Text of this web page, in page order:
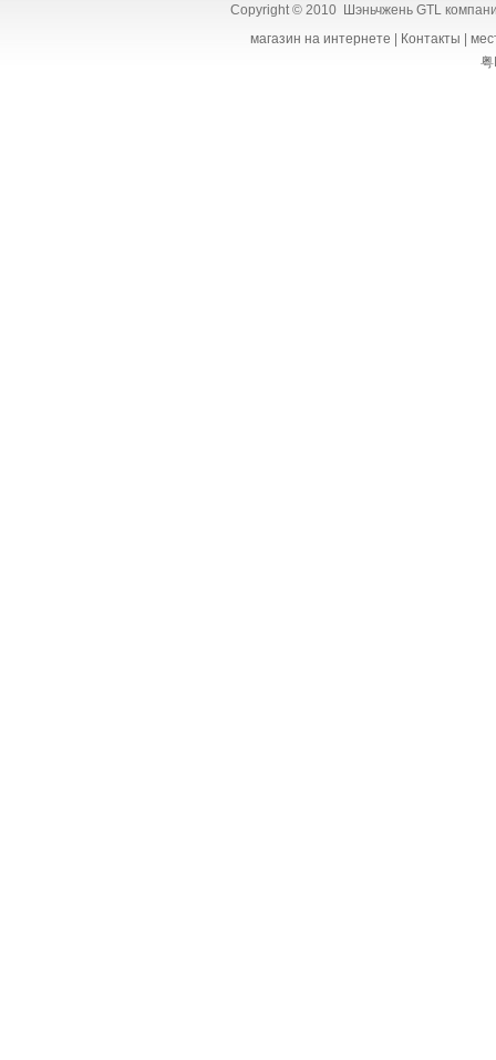
Copyright © 2010 Шэньчжень GTL
магазин на интернете
Контакты